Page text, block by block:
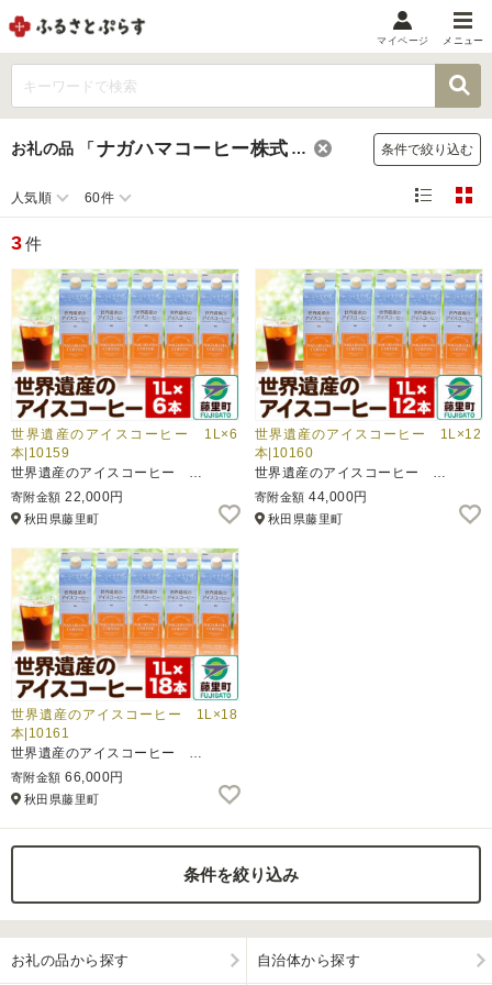
メニュー
マイメニュー
マイページ
メニュー
お礼の品から探す
お礼の品をカテゴリや金額で絞り込み
自治体から探す
ランキング
特集・おすすめ
ふるさと納税とは
控除額シミュレータ
マイページ
お礼の品 「ナガハマコーヒー株式会社 」 条件で絞り込む
人気順 60件
3件
世界遺産のアイスコーヒー 1L×6
本|10159
世界遺産のアイスコーヒー …
寄附金額 22,000円
秋田県藤里町
世界遺産のアイスコーヒー 1L×12
本|10160
世界遺産のアイスコーヒー …
寄附金額 44,000円
秋田県藤里町
世界遺産のアイスコーヒー 1L×18
本|10161
世界遺産のアイスコーヒー …
寄附金額 66,000円
秋田県藤里町
条件を絞り込み
お礼の品から探す 自治体から探す